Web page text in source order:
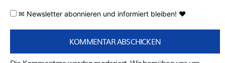
✉ Newsletter abonnieren und informiert bleiben! ♥